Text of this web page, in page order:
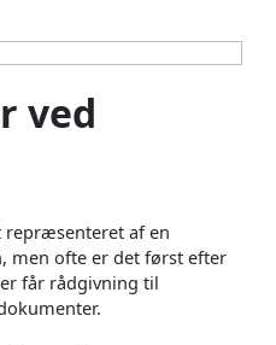
ved
af en
men ofte er det først efter
får rådgivning til